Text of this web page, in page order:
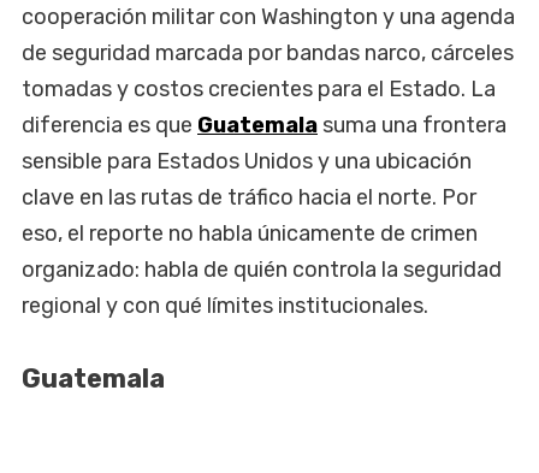
cooperación militar con Washington y una agenda
de seguridad marcada por bandas narco, cárceles
tomadas y costos crecientes para el Estado. La
diferencia es que Guatemala suma una frontera
sensible para Estados Unidos y una ubicación
clave en las rutas de tráfico hacia el norte. Por
eso, el reporte no habla únicamente de crimen
organizado: habla de quién controla la seguridad
regional y con qué límites institucionales.
Guatemala